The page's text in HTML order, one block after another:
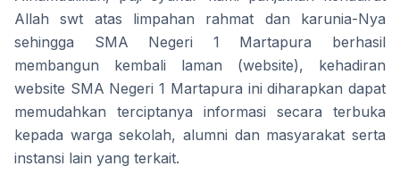
Allah swt atas limpahan rahmat dan karunia-Nya
sehingga SMA Negeri 1 Martapura berhasil
membangun kembali laman (website), kehadiran
website SMA Negeri 1 Martapura ini diharapkan dapat
memudahkan terciptanya informasi secara terbuka
kepada warga sekolah, alumni dan masyarakat serta
instansi lain yang terkait.